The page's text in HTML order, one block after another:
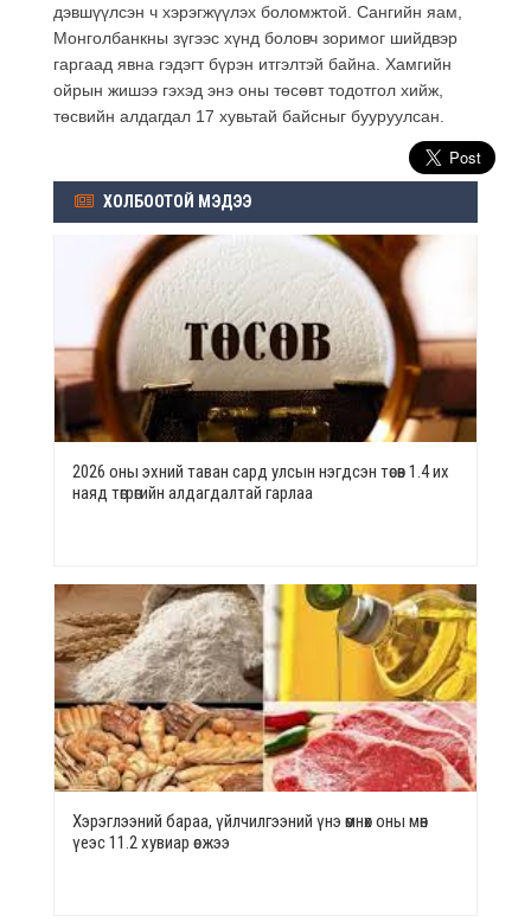
дэвшүүлсэн ч хэрэгжүүлэх боломжтой. Сангийн яам,
Монголбанкны зүгээс хүнд боловч зоримог шийдвэр
гаргаад явна гэдэгт бүрэн итгэлтэй байна. Хамгийн
ойрын жишээ гэхэд энэ оны төсөвт тодотгол хийж,
төсвийн алдагдал 17 хувьтай байсныг бууруулсан.
ХОЛБООТОЙ МЭДЭЭ
2026 оны эхний таван сард улсын нэгдсэн төсөв 1.4 их
наяд төгрөгийн алдагдалтай гарлаа
Хэрэглээний бараа, үйлчилгээний үнэ өмнөх оны мөн
үеэс 11.2 хувиар өсжээ